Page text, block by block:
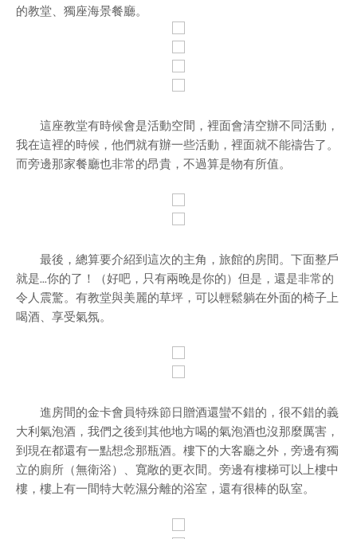
的教堂、獨座海景餐廳。
這座教堂有時候會是活動空間，裡面會清空辦不同活動，
我在這裡的時候，他們就有辦一些活動，裡面就不能禱告了。
而旁邊那家餐廳也非常的昂貴，不過算是物有所值。
最後，總算要介紹到這次的主角，旅館的房間。下面整戶
就是...你的了！（好吧，只有兩晚是你的）但是，還是非常的
令人震驚。有教堂與美麗的草坪，可以輕鬆躺在外面的椅子上
喝酒、享受氣氛。
進房間的金卡會員特殊節日贈酒還蠻不錯的，很不錯的義
大利氣泡酒，我們之後到其他地方喝的氣泡酒也沒那麼厲害，
到現在都還有一點想念那瓶酒。樓下的大客廳之外，旁邊有獨
立的廁所（無衛浴）、寬敞的更衣間。旁邊有樓梯可以上樓中
樓，樓上有一間特大乾濕分離的浴室，還有很棒的臥室。